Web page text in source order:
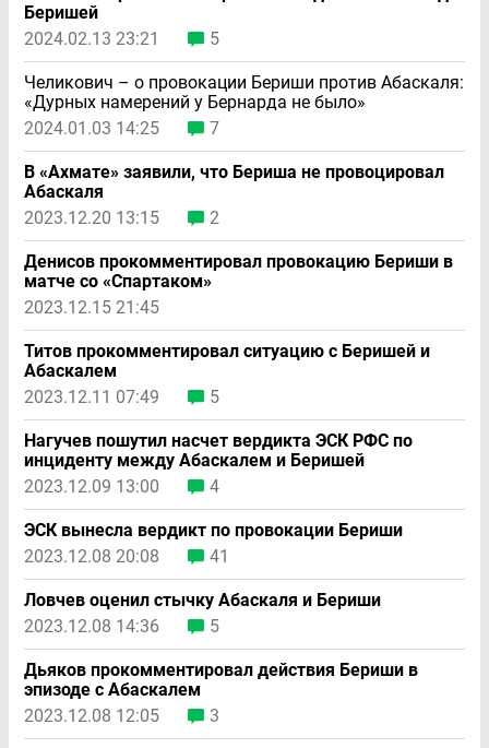
Беришей
2024.02.13 23:21
5
Челикович – о провокации Бериши против Абаскаля:
«Дурных намерений у Бернарда не было»
2024.01.03 14:25
7
В «Ахмате» заявили, что Бериша не провоцировал
Абаскаля
2023.12.20 13:15
2
Денисов прокомментировал провокацию Бериши в
матче со «Спартаком»
2023.12.15 21:45
Титов прокомментировал ситуацию с Беришей и
Абаскалем
2023.12.11 07:49
5
Нагучев пошутил насчет вердикта ЭСК РФС по
инциденту между Абаскалем и Беришей
2023.12.09 13:00
4
ЭСК вынесла вердикт по провокации Бериши
2023.12.08 20:08
41
Ловчев оценил стычку Абаскаля и Бериши
2023.12.08 14:36
5
Дьяков прокомментировал действия Бериши в
эпизоде с Абаскалем
2023.12.08 12:05
3